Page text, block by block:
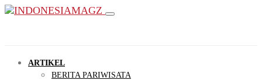
ARTIKEL
BERITA PARIWISATA